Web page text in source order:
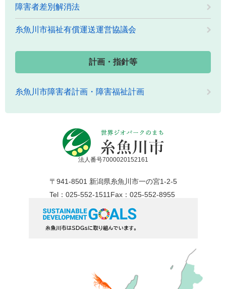
障害者差別解消法
糸魚川市福祉有償運送運営協議会
計画・指針等
糸魚川市障害者計画・障害福祉計画
法人番号7000020152161
〒941-8501 新潟県糸魚川市一の宮1-2-5
Tel：025-552-1511Fax：025-552-8955